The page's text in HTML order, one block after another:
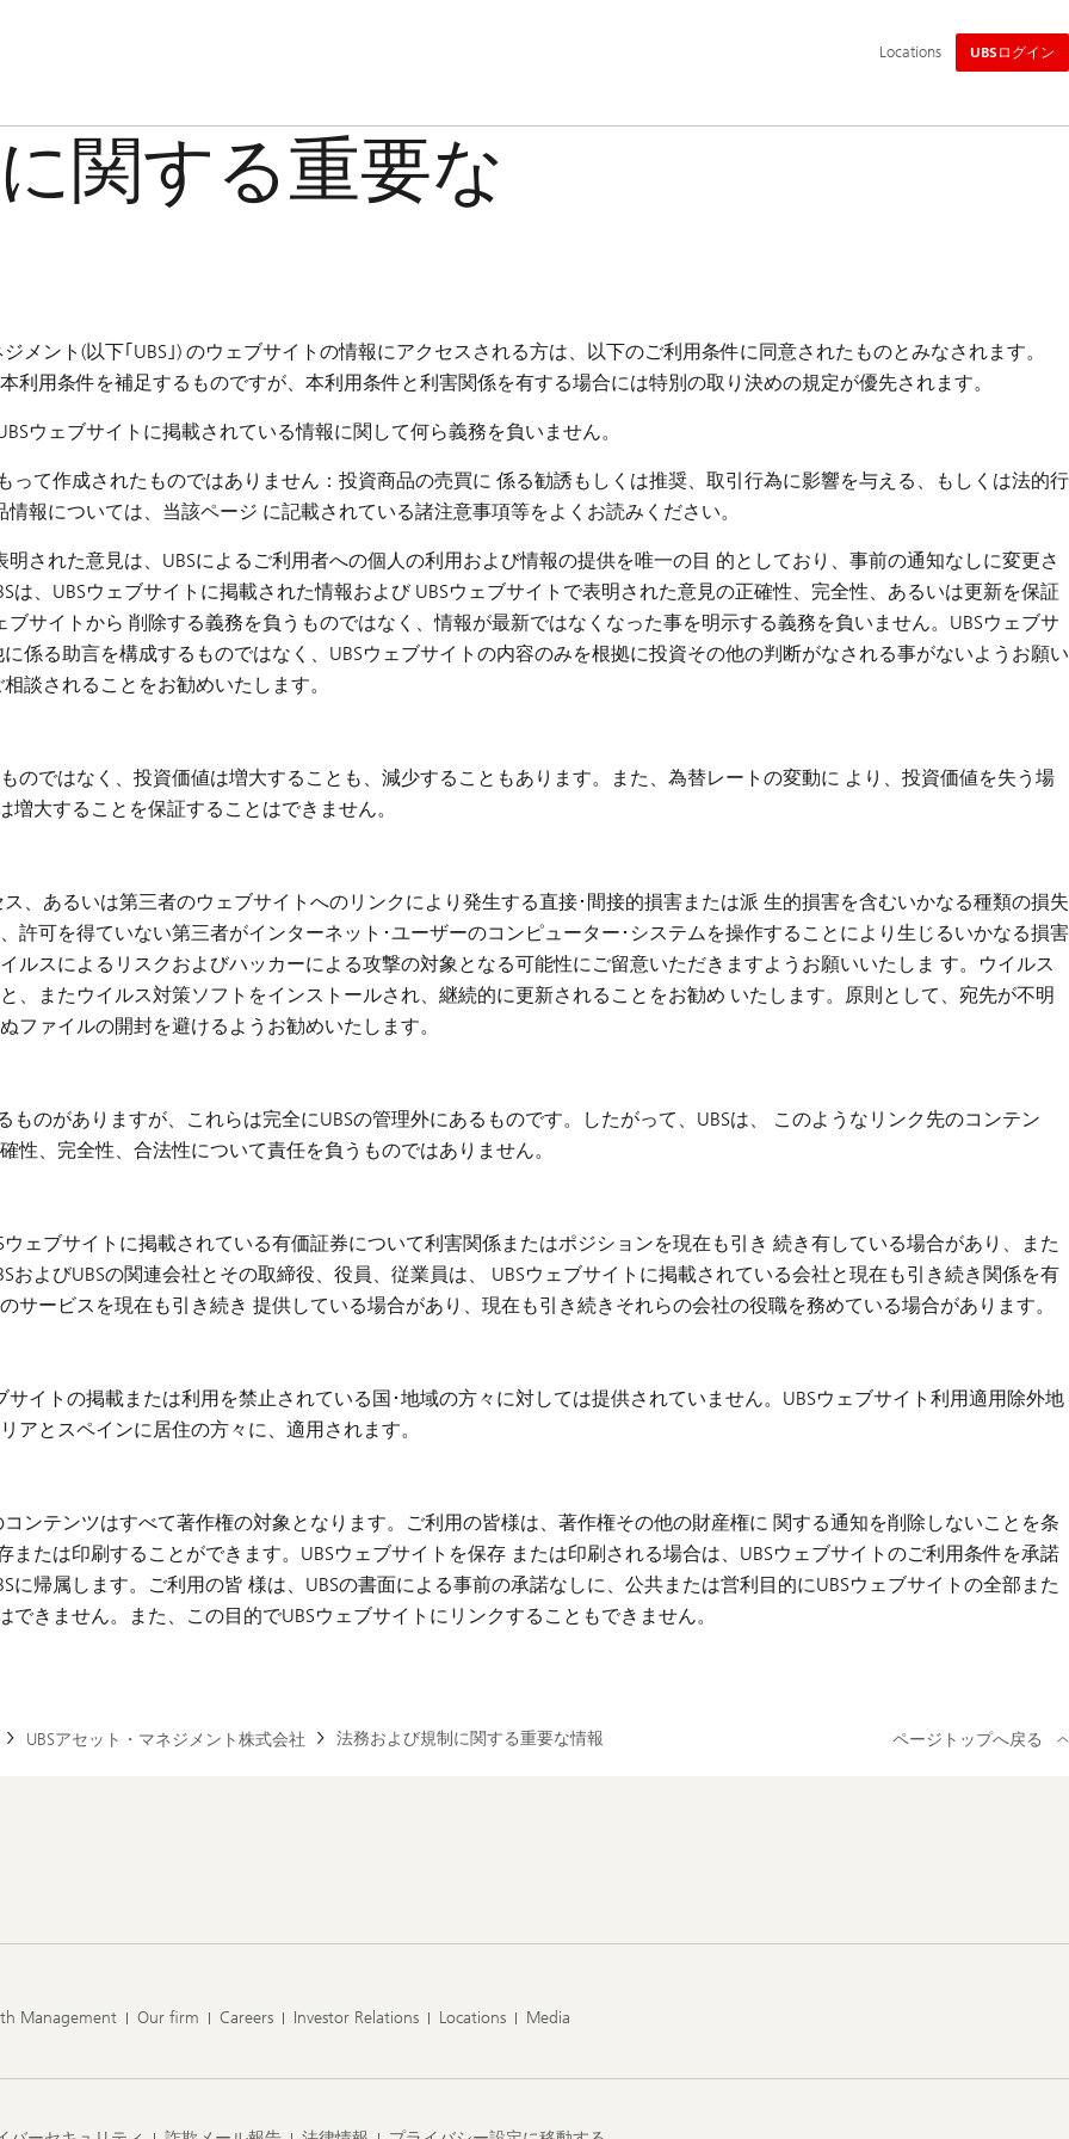
イLocations UBSログイン
関する重要な
メント(以下｢UBS｣) のウェブサイトの情報にアクセスされる方は、以下のご利用条件に同意されたものとみなされます。
利用条件を補足するものですが、本利用条件と利害関係を有する場合には特別の取り決めの規定が優先されます。
ウェブサイトに掲載されている情報に関して何ら義務を負いません。
って作成されたものではありません：投資商品の売買に 係る勧誘もしくは推奨、取引行為に影響を与える、もしくは法的行
報については、当該ページ に記載されている諸注意事項等をよくお読みください。
された意見は、UBSによるご利用者への個人の利用および情報の提供を唯一の目 的としており、事前の通知なしに変更さ
、UBSウェブサイトに掲載された情報および UBSウェブサイトで表明された意見の正確性、完全性、あるいは更新を保証
サイトから 削除する義務を負うものではなく、情報が最新ではなくなった事を明示する義務を負いません。UBSウェブサ
係る助言を構成するものではなく、UBSウェブサイトの内容のみを根拠に投資その他の判断がなされる事がないようお願い
談されることをお勧めいたします。
のではなく、投資価値は増大することも、減少することもあります。また、為替レートの変動に より、投資価値を失う場
大することを保証することはできません。
、あるいは第三者のウェブサイトへのリンクにより発生する直接･間接的損害または派 生的損害を含むいかなる種類の損失
許可を得ていない第三者がインターネット･ユーザーのコンピューター･システムを操作することにより生じるいかなる損害
ルスによるリスクおよびハッカーによる攻撃の対象となる可能性にご留意いただきますようお願いいたしま す。ウイルス
、またウイルス対策ソフトをインストールされ、継続的に更新されることをお勧め いたします。原則として、宛先が不明
ァイルの開封を避けるようお勧めいたします。
のがありますが、これらは完全にUBSの管理外にあるものです。したがって、UBSは、 このようなリンク先のコンテン
、完全性、合法性について責任を負うものではありません。
ェブサイトに掲載されている有価証券について利害関係またはポジションを現在も引き 続き有している場合があり、また
よびUBSの関連会社とその取締役、役員、従業員は、 UBSウェブサイトに掲載されている会社と現在も引き続き関係を有
ービスを現在も引き続き 提供している場合があり、現在も引き続きそれらの会社の役職を務めている場合があります。
イトの掲載または利用を禁止されている国･地域の方々に対しては提供されていません。UBSウェブサイト利用適用除外地
アとスペインに居住の方々に、適用されます。
ンテンツはすべて著作権の対象となります。ご利用の皆様は、著作権その他の財産権に 関する通知を削除しないことを条
たは印刷することができます。UBSウェブサイトを保存 または印刷される場合は、UBSウェブサイトのご利用条件を承諾
帰属します。ご利用の皆 様は、UBSの書面による事前の承諾なしに、公共または営利目的にUBSウェブサイトの全部また
きません。また、この目的でUBSウェブサイトにリンクすることもできません。
UBSアセット・マネジメント株式会社 法務および規制に関する重要な情報 ページトップへ戻る
Management Our firm Careers Investor Relations Locations Media